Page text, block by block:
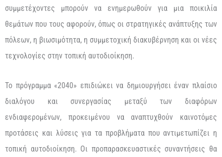
συμμετέχοντες μπορούν να ενημερωθούν για μια ποικιλία
θεμάτων που τους αφορούν, όπως οι στρατηγικές ανάπτυξης των
πόλεων, η βιωσιμότητα, η συμμετοχική διακυβέρνηση και οι νέες
τεχνολογίες στην τοπική αυτοδιοίκηση.
Το πρόγραμμα «2040» επιδιώκει να δημιουργήσει έναν πλαίσιο
διαλόγου και συνεργασίας μεταξύ των διαφόρων
ενδιαφερομένων, προκειμένου να αναπτυχθούν καινοτόμες
προτάσεις και λύσεις για τα προβλήματα που αντιμετωπίζει η
τοπική αυτοδιοίκηση. Οι προπαρασκευαστικές συναντήσεις θα